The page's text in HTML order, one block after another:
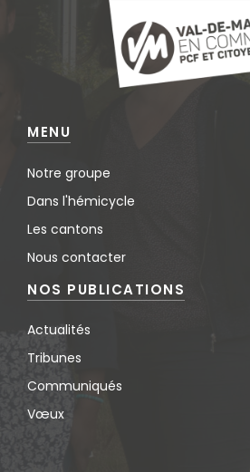
MENU
Notre groupe
Dans l'hémicycle
Les cantons
Nous contacter
NOS PUBLICATIONS
Actualités
Tribunes
Communiqués
Vœux